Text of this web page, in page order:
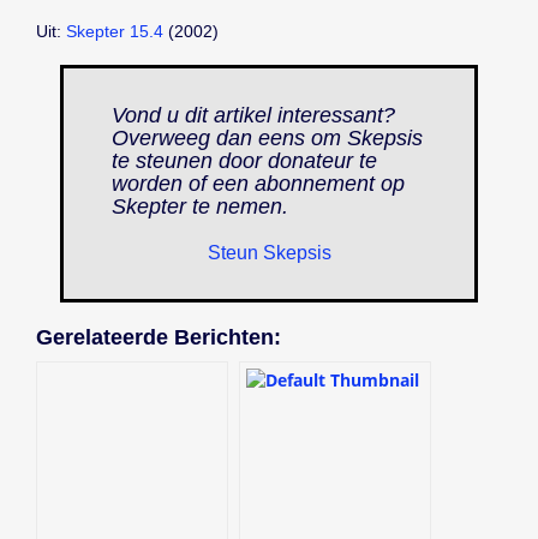
Uit: Skepter 15.4 (2002)
Vond u dit artikel interessant?
Overweeg dan eens om Skepsis
te steunen door donateur te
worden of een abonnement op
Skepterte nemen.
Steun Skepsis
Gerelateerde Berichten: